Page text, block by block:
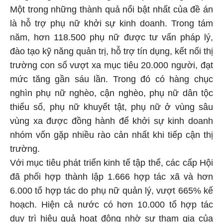
Một trong những thành quả nổi bật nhất của đề án
là hỗ trợ phụ nữ khởi sự kinh doanh. Trong tám
năm, hơn 118.500 phụ nữ được tư vấn pháp lý,
đào tạo kỹ năng quản trị, hỗ trợ tín dụng, kết nối thị
trường con số vượt xa mục tiêu 20.000 người, đạt
mức tăng gần sáu lần. Trong đó có hàng chục
nghìn phụ nữ nghèo, cận nghèo, phụ nữ dân tộc
thiểu số, phụ nữ khuyết tật, phụ nữ ở vùng sâu
vùng xa được đồng hành để khởi sự kinh doanh
nhóm vốn gặp nhiều rào cản nhất khi tiếp cận thị
trường.
Với mục tiêu phát triển kinh tế tập thể, các cấp Hội
đã phối hợp thành lập 1.666 hợp tác xã và hơn
6.000 tổ hợp tác do phụ nữ quản lý, vượt 665% kế
hoạch. Hiện cả nước có hơn 10.000 tổ hợp tác
duy trì hiệu quả hoạt động nhờ sự tham gia của